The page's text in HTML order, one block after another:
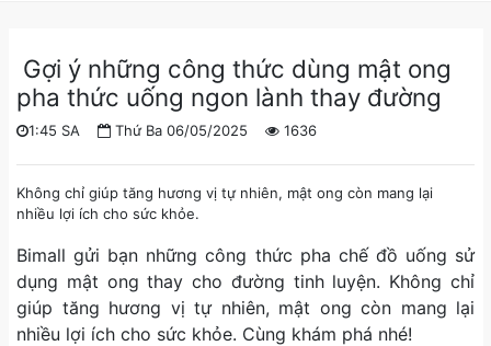
Gợi ý những công thức dùng mật ong
pha thức uống ngon lành thay đường
1:45 SA Thứ Ba 06/05/2025 1636
Không chỉ giúp tăng hương vị tự nhiên, mật ong còn mang lại
nhiều lợi ích cho sức khỏe.
Bimall gửi bạn những công thức pha chế đồ uống sử
dụng mật ong thay cho đường tinh luyện. Không chỉ
giúp tăng hương vị tự nhiên, mật ong còn mang lại
nhiều lợi ích cho sức khỏe. Cùng khám phá nhé!